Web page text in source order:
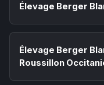
Élevage Berger
Élevage Berger
Roussillon